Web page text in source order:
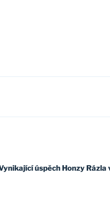
úspěch Honzy Rázla